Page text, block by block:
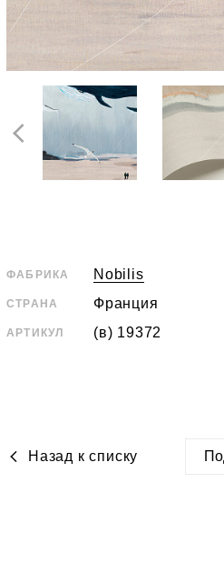
ФАБРИКА Nobilis
СТРАНА Франция
АРТИКУЛ (в) 19372
Назад к списку